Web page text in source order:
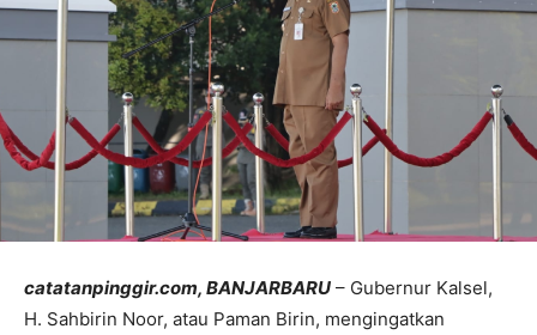
catatanpinggir.com, BANJARBARU – Gubernur Kalsel,
H. Sahbirin Noor, atau Paman Birin, mengingatkan